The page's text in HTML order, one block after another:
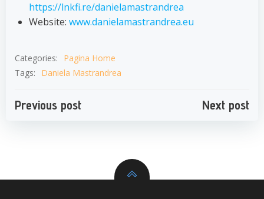
https://lnkfi.re/danielamastrandrea
Website: www.danielamastrandrea.eu
Categories:
Pagina Home
Tags:
Daniela Mastrandrea
Navigazione
Previous post
Navigazione
Next post